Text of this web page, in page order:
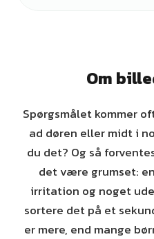
Om
Spørgsmålet kommer
ad døren eller midt i
du det? Og så
det være grumset:
irritation og noget
sortere det på et
er mere, end mange